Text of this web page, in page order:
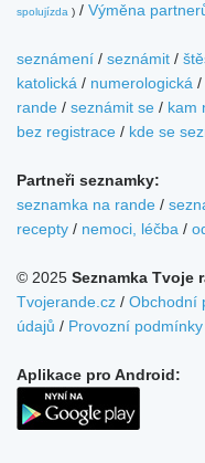
spolujízda ) / Výměna
seznámení / seznámit /
katolická / numerologická /
rande / seznámit se / kam
bez registrace / kde se
Partneři seznamky:
seznamka na rande /
recepty / nemoci, léčba /
© 2025 Seznamka Tvoje
Tvojerande.cz / Obchodní
údajů / Provozní podmínky
Aplikace pro Android: